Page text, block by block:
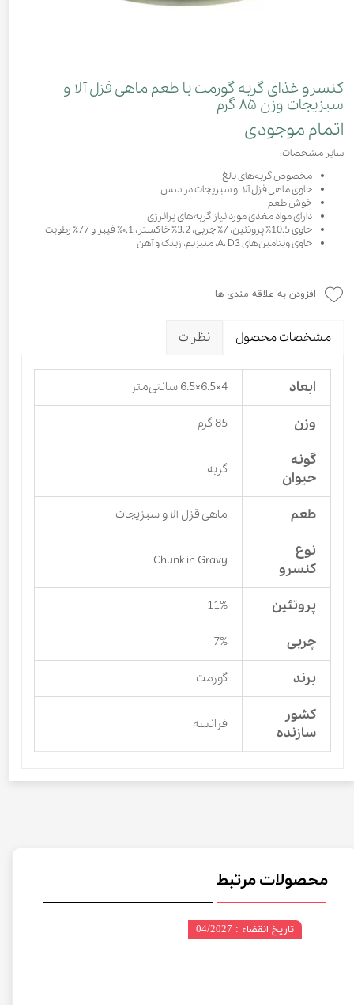
کنسرو غذای گربه گورمت با طعم ماهی قزل آلا و
سبزیجات وزن ۸۵ گرم
اتمام موجودی
سایر مشخصات:
مخصوص گربه‌های بالغ
حاوی ماهی قزل آلا و سبزیجات در سس
خوش طعم
دارای مواد مغذی مورد نیاز گربه‌های پرانرژی
حاوی 10.5٪ پروتئین، 7٪ چربی، 3.2٪ خاکستر، ۰.1٪ فیبر و 77٪ رطوبت
حاوی ویتامین‌های A، D3، منیزیم، زینک و آهن
افزودن به علاقه مندی ها
مشخصات محصول نظرات
ابعاد 4×6.5×6.5 سانتی‌متر
وزن 85 گرم
گونه
حیوان
گربه
طعم ماهی قزل آلا و سبزیجات
نوع
کنسرو
Chunk in Gravy
پروتئین 11%
چربی 7%
برند گورمت
کشور
سازنده
فرانسه
محصولات مرتبط
تاریخ انقضاء : 04/2027